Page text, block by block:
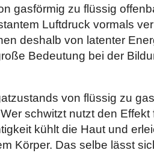
gasförmig zu flüssig
Luftdruck vormals
deshalb von latenter
Bedeutung bei der
von flüssig zu
schwitzt nutzt den
kühlt die Haut und
Körper. Das selbe lässt